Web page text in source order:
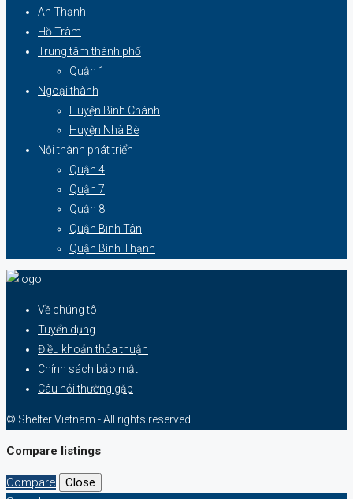
An Thạnh
Hồ Tràm
Trung tâm thành phố
Quận 1
Ngoại thành
Huyện Bình Chánh
Huyện Nhà Bè
Nội thành phát triển
Quận 4
Quận 7
Quận 8
Quận Bình Tân
Quận Bình Thạnh
Về chúng tôi
Tuyển dụng
Điều khoản thỏa thuận
Chính sách bảo mật
Câu hỏi thường gặp
© Shelter Vietnam - All rights reserved
Compare listings
Compare
Close